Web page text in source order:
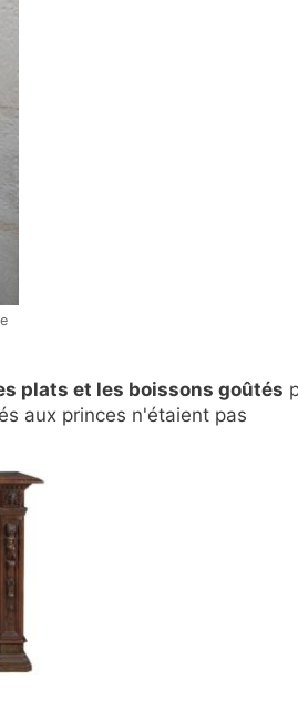
plats et les boissons goûtés
aux princes n'étaient pas